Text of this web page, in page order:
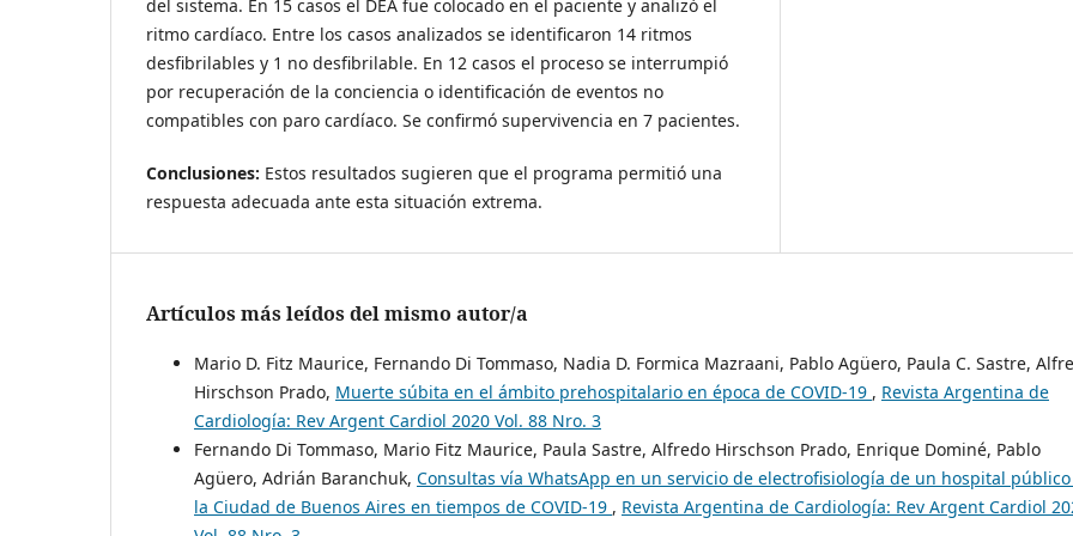
del sistema. En 15 casos el DEA fue colocado en el paciente y analizó el
ritmo cardíaco. Entre los casos analizados se identificaron 14 ritmos
desfibrilables y 1 no desfibrilable. En 12 casos el proceso se interrumpió
por recuperación de la conciencia o identificación de eventos no
compatibles con paro cardíaco. Se confirmó supervivencia en 7 pacientes.
Conclusiones: Estos resultados sugieren que el programa permitió una
respuesta adecuada ante esta situación extrema.
Artículos más leídos del mismo autor/a
Mario D. Fitz Maurice, Fernando Di Tommaso, Nadia D. Formica Mazraani, Pablo Agüero, Paula C. Sastre,
Hirschson Prado, Muerte súbita en el ámbito prehospitalario en época de COVID-19 , Revista Argentina de
Cardiología: Rev Argent Cardiol 2020 Vol. 88 Nro. 3
Fernando Di Tommaso, Mario Fitz Maurice, Paula Sastre, Alfredo Hirschson Prado, Enrique Dominé, Pablo
Agüero, Adrián Baranchuk, Consultas vía WhatsApp en un servicio de electrofisiología de un hospital
la Ciudad de Buenos Aires en tiempos de COVID-19 , Revista Argentina de Cardiología: Rev Argent Cardiol